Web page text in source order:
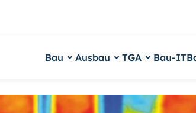
Bau Ausbau TGA Bau-IT